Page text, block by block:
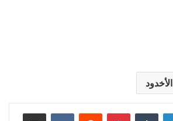
لينكدإن بينتيريست